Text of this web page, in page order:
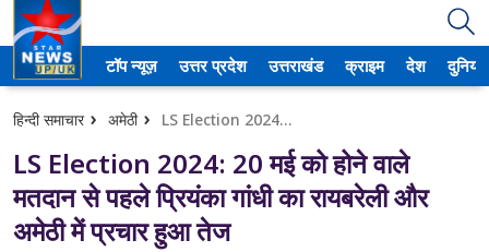
टॉप न्यूज़ उत्तर प्रदेश उत्तराखंड क्राइम देश दुनिया
हिन्दी समाचार अमेठी LS Election 2024: 20 मई को होने वाले मतदान से पहले प्रियंका गांधी का रायबरेली और अमेठी में प्रचार हुआ तेज
LS Election 2024: 20 मई को होने वाले
मतदान से पहले प्रियंका गांधी का रायबरेली और
अमेठी में प्रचार हुआ तेज
उत्तर प्रदेश
आगरा
कानपुर